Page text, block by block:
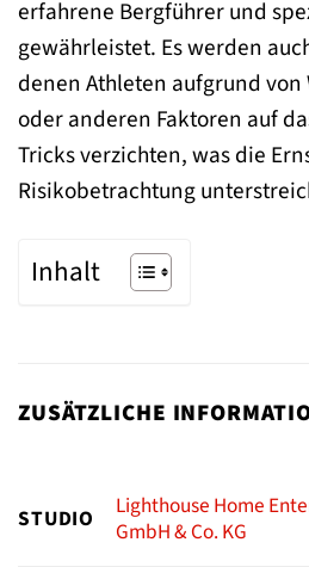
erfahrene Bergführer und
gewährleistet. Es werden
denen Athleten aufgrund
oder anderen Faktoren auf
Tricks verzichten, was die
Risikobetrachtung
Inhalt
ZUSÄTZLICHE
STUDIO
Lighthouse Home
GmbH & Co. KG